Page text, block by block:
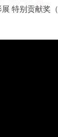
特别贡献奖